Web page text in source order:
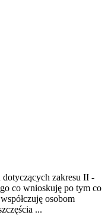
dotyczących zakresu II -
co wnioskuję po tym co
osobom
...